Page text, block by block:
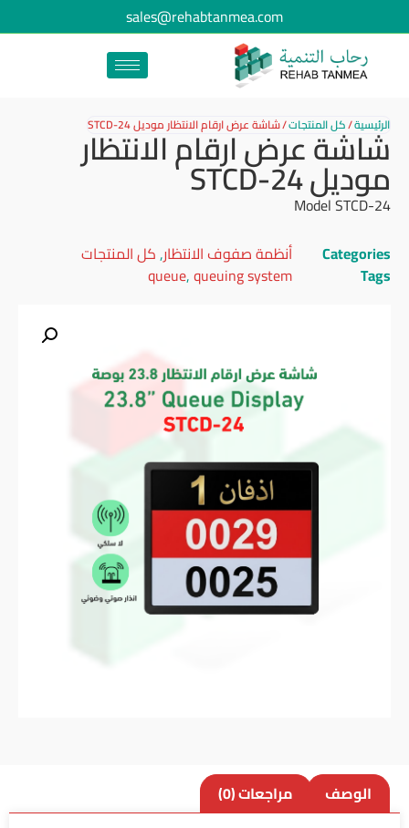
sales@rehabtanmea.com
الرئيسية/كل المنتجات/شاشة عرض ارقام الانتظار موديل STCD-24
شاشة عرض ارقام الانتظار
موديل STCD-24
Model STCD-24
Categories
أنظمة صفوف الانتظار,كل المنتجات
Tags
queue,queuing system
الوصف مراجعات (0)